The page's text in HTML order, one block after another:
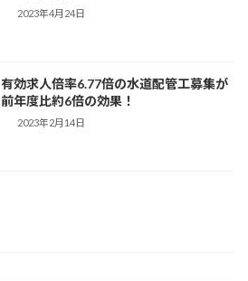
2023年4月24日
有効求人倍率6.77倍の水道配管工募集が
前年度比約6倍の効果！
2023年2月14日